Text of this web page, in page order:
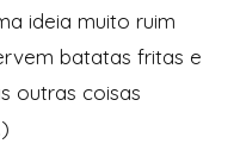
ideia muito ruim
batatas fritas e
outras coisas